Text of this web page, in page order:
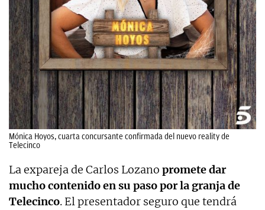
Mónica Hoyos, cuarta concursante confirmada del nuevo reality de
Telecinco
La expareja de Carlos Lozano promete dar
mucho contenido en su paso por la granja de
Telecinco. El presentador seguro que tendrá